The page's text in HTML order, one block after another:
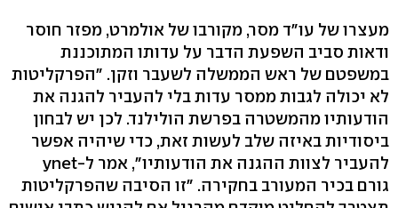
מעצרו של עו"ד מסר, מקורבו של אולמרט, מפזר חוסר
ודאות סביב השפעת הדבר על עדותו המתוכננת
במשפטם של ראש הממשלה לשעבר וזקן. "הפרקליטות
לא יכולה לגבות ממסר עדות בלי להעביר להגנה את
הודעותיו מהמשטרה בפרשת הולילנד. לכן יש לבחון
ביסודיות באיזה שלב לעשות זאת, כדי שיהיה אפשר
להעביר לצוות ההגנה את הודעותיו", אמר ל-ynet
גורם בכיר המעורב בחקירה. "זו הסיבה שהפרקליטות